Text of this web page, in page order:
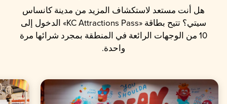
هل أنت مستعد لاستكشاف المزيد من مدينة كانساس
سيتي؟ تتيح بطاقة «KC Attractions Pass» الدخول إلى
10 من الوجهات الرائعة في المنطقة بمجرد شرائها مرة
واحدة.